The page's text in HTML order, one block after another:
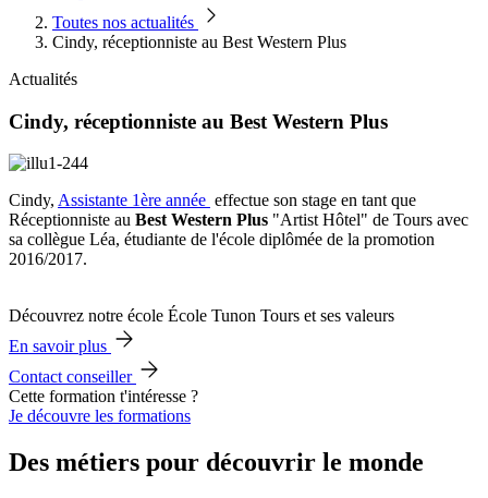
Toutes nos actualités
Cindy, réceptionniste au Best Western Plus
Actualités
Cindy, réceptionniste au Best Western Plus
Cindy, Assistante 1ère année effectue son stage en tant que
Réceptionniste au Best Western Plus "Artist Hôtel" de Tours avec
sa collègue Léa, étudiante de l'école diplômée de la promotion
2016/2017.
Découvrez notre école École Tunon Tours et ses valeurs
En savoir plus
Contact conseiller
Cette formation t'intéresse ?
Je découvre les formations
Des métiers pour découvrir le monde